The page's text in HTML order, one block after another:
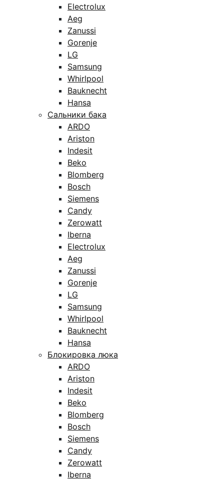
Electrolux
Aeg
Zanussi
Gorenje
LG
Samsung
Whirlpool
Bauknecht
Hansa
Сальники бака
ARDO
Ariston
Indesit
Beko
Blomberg
Bosch
Siemens
Candy
Zerowatt
Iberna
Electrolux
Aeg
Zanussi
Gorenje
LG
Samsung
Whirlpool
Bauknecht
Hansa
Блокировка люка
ARDO
Ariston
Indesit
Beko
Blomberg
Bosch
Siemens
Candy
Zerowatt
Iberna